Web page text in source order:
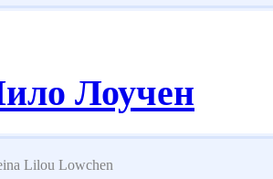
Лоучен
Lilou Lowchen